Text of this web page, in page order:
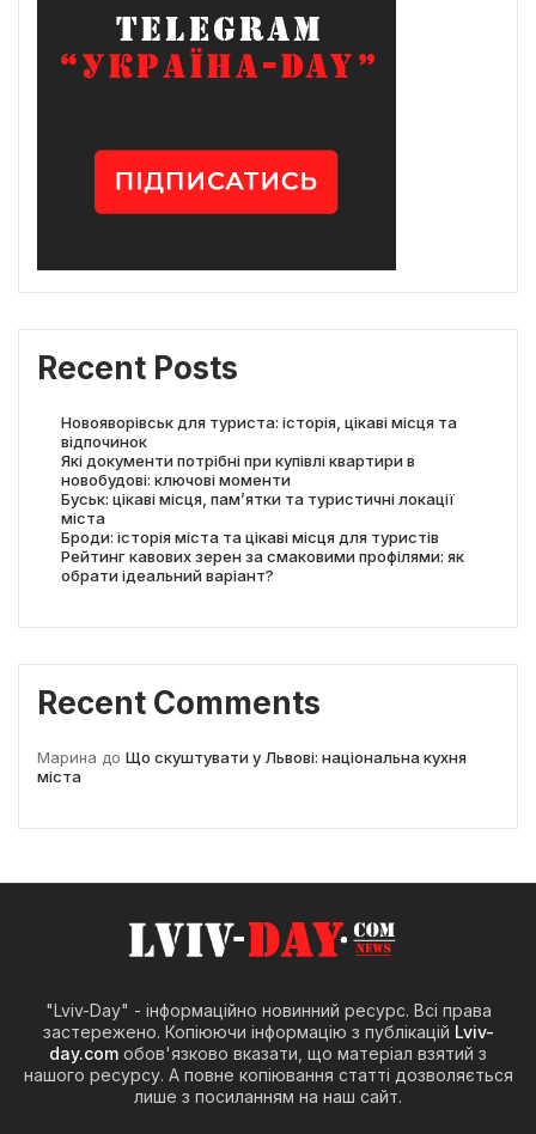
Recent Posts
Новояворівськ для туриста: історія, цікаві місця та
відпочинок
Які документи потрібні при купівлі квартири в
новобудові: ключові моменти
Буськ: цікаві місця, пам’ятки та туристичні локації
міста
Броди: історія міста та цікаві місця для туристів
Рейтинг кавових зерен за смаковими профілями: як
обрати ідеальний варіант?
Recent Comments
Марина до Що скуштувати у Львові: національна кухня
міста
"Lviv-Day" - інформаційно новинний ресурс. Всі права
застережено. Копіюючи інформацію з публікацій Lviv-
day.com обов'язково вказати, що матеріал взятий з
нашого ресурсу. А повне копіювання статті дозволяється
лише з посиланням на наш сайт.